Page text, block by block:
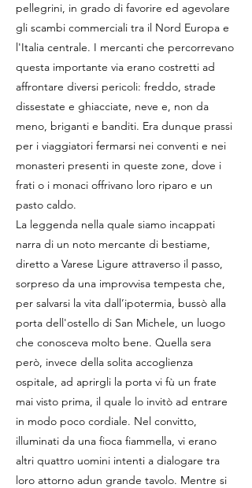
pellegrini, in grado di favorire ed agevolare
gli scambi commerciali tra il Nord Europa e
l'Italia centrale. I mercanti che percorrevano
questa importante via erano costretti ad
affrontare diversi pericoli: freddo, strade
dissestate e ghiacciate, neve e, non da
meno, briganti e banditi. Era dunque prassi
per i viaggiatori fermarsi nei conventi e nei
monasteri presenti in queste zone, dove i
frati o i monaci offrivano loro riparo e un
pasto caldo.
La leggenda nella quale siamo incappati
narra di un noto mercante di bestiame,
diretto a Varese Ligure attraverso il passo,
sorpreso da una improvvisa tempesta che,
per salvarsi la vita dall’ipotermia, bussò alla
porta dell'ostello di San Michele, un luogo
che conosceva molto bene. Quella sera
però, invece della solita accoglienza
ospitale, ad aprirgli la porta vi fù un frate
mai visto prima, il quale lo invitò ad entrare
in modo poco cordiale. Nel convitto,
illuminati da una fioca fiammella, vi erano
altri quattro uomini intenti a dialogare tra
loro attorno adun grande tavolo. Mentre si